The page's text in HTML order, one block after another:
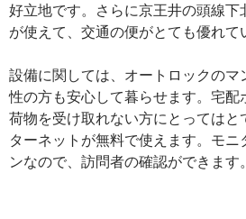
好立地です。さらに京王井の頭線下
が使えて、交通の便がとても優れて
設備に関しては、オートロックのマ
性の方も安心して暮らせます。宅配
荷物を受け取れない方にとってはと
ターネットが無料で使えます。モニ
ンなので、訪問者の確認ができます。